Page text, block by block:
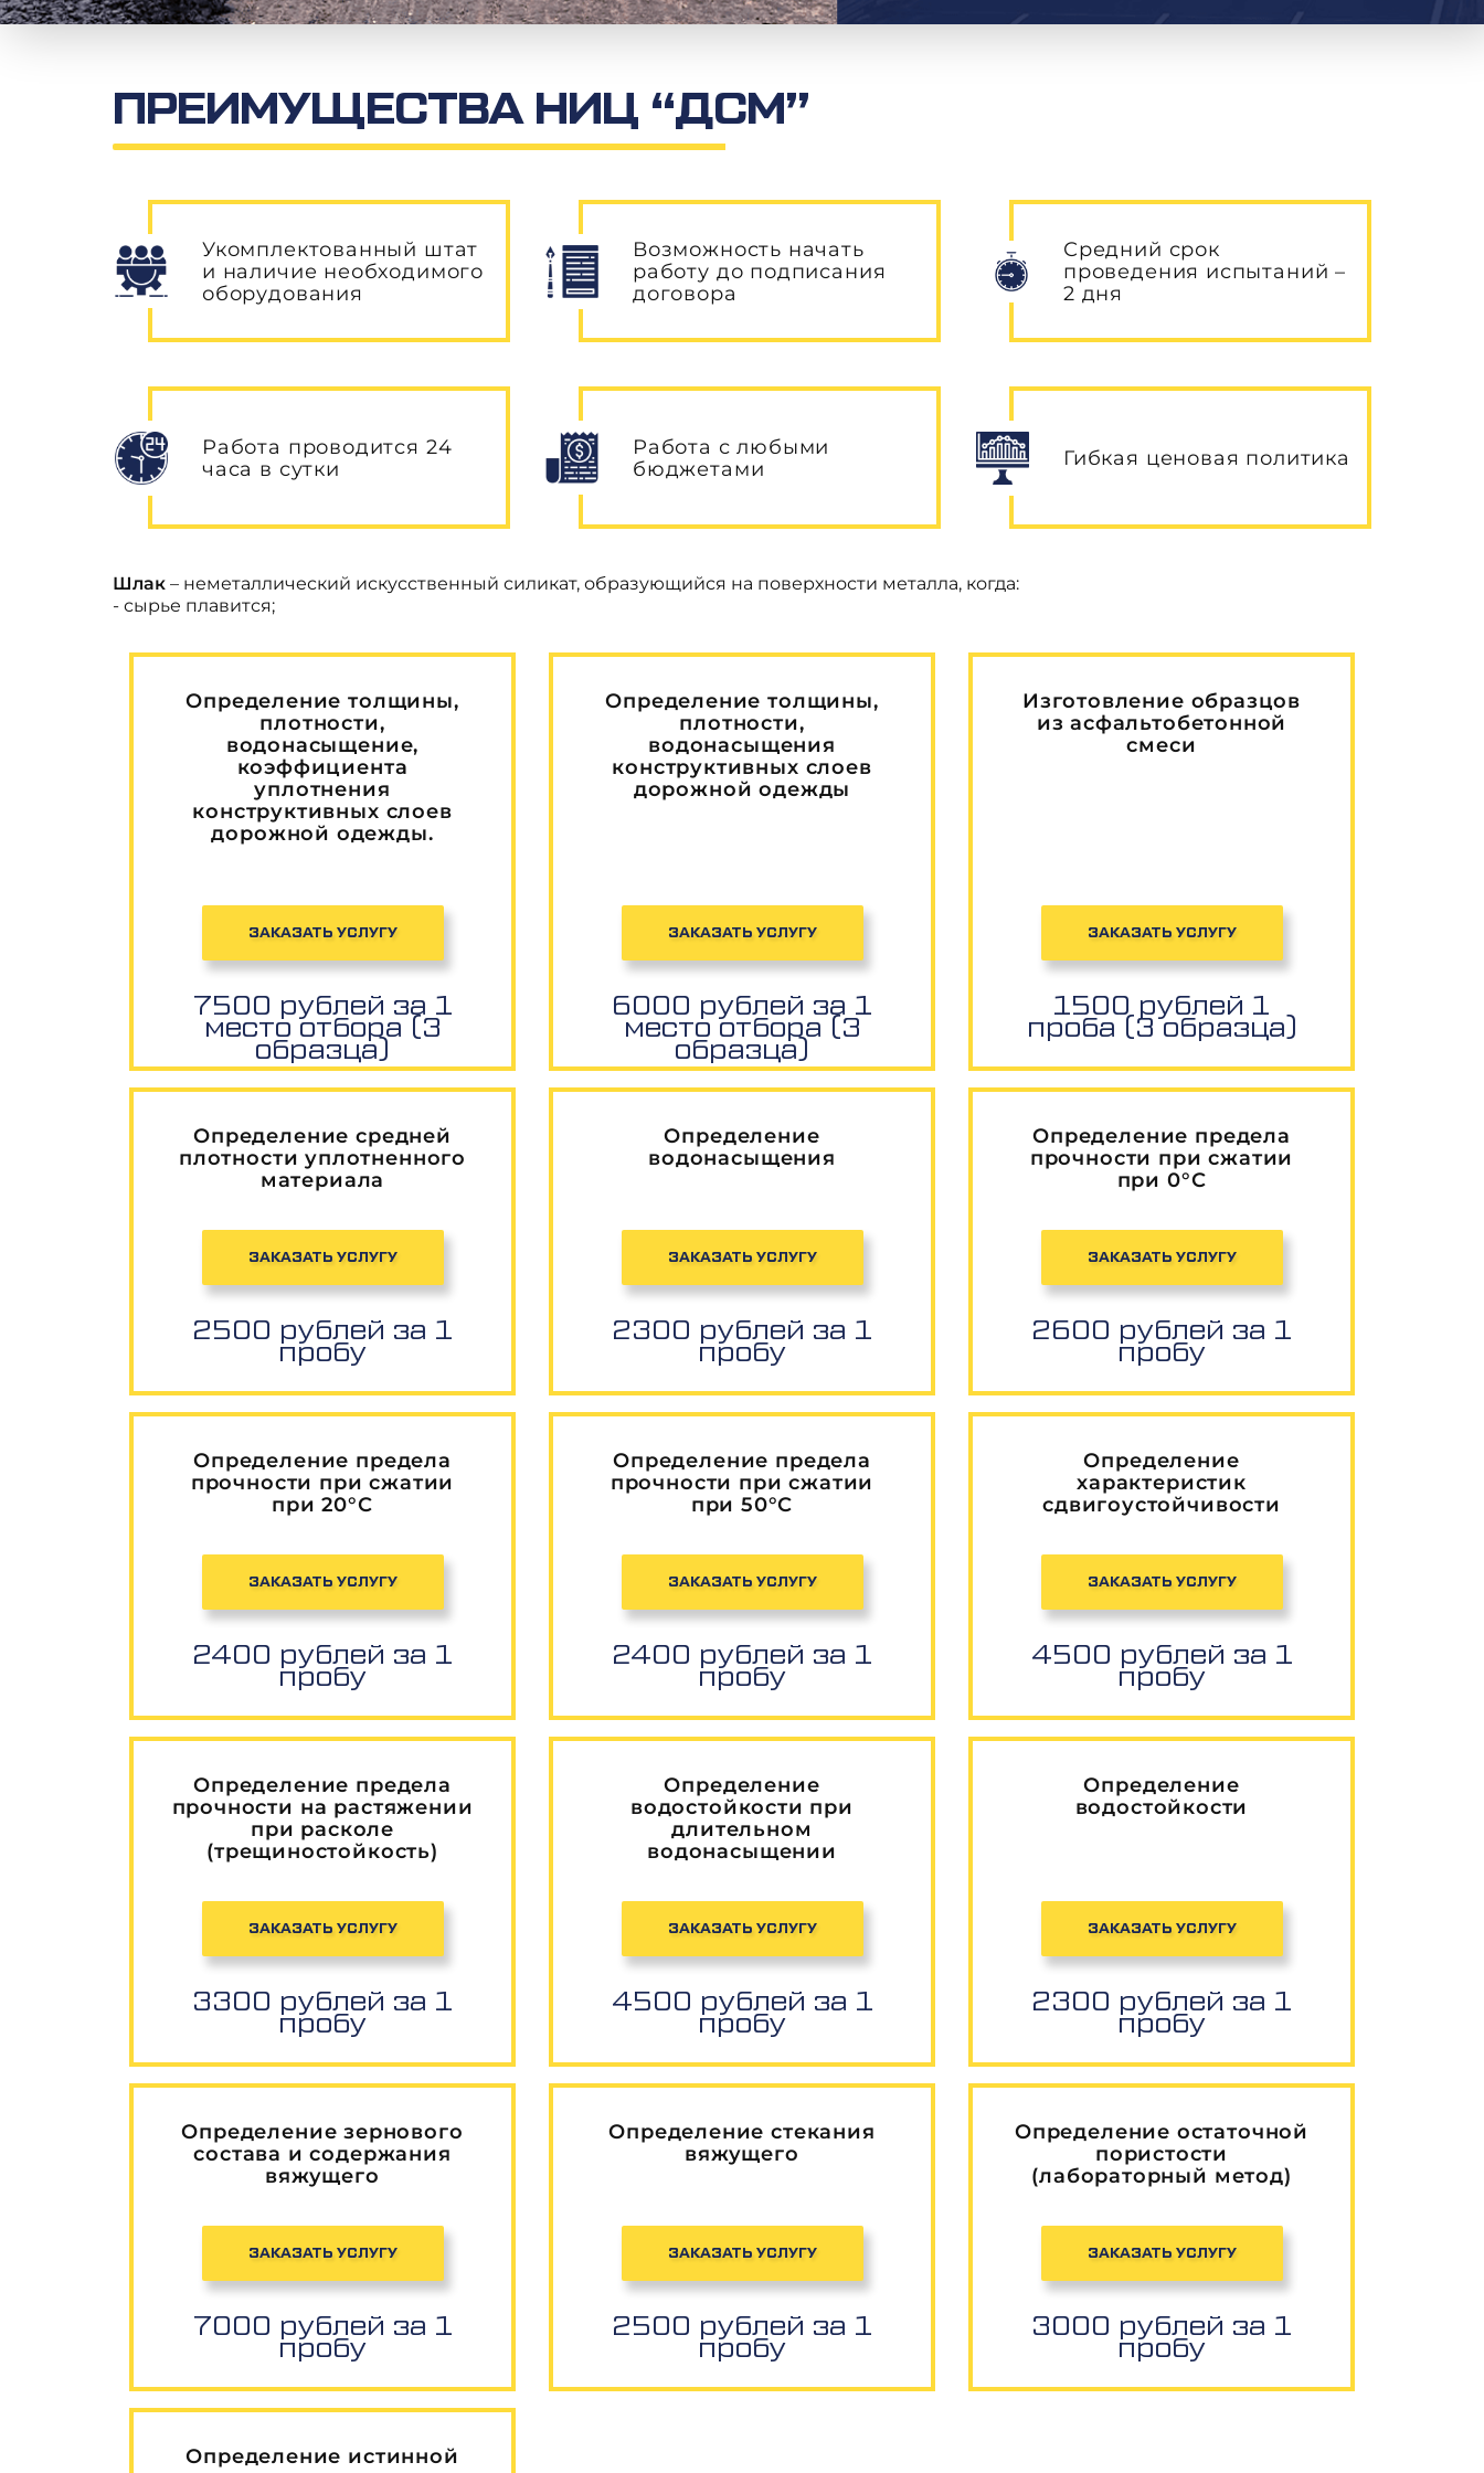
ПРЕИМУЩЕСТВА НИЦ “ДСМ”
Укомплектованный штат
и наличие необходимого
оборудования
Возможность начать
работу до подписания
договора
Средний срок
проведения испытаний –
2 дня
Работа проводится 24
часа в сутки
Работа с любыми
бюджетами
Гибкая ценовая политика
Шлак – неметаллический искусственный силикат, образующийся на поверхности металла, когда:
- сырье плавится;
Определение толщины,
плотности,
водонасыщение,
коэффициента
уплотнения
конструктивных слоев
дорожной одежды.
ЗАКАЗАТЬ УСЛУГУ
7500 рублей за 1
место отбора (3
образца)
Определение толщины,
плотности,
водонасыщения
конструктивных слоев
дорожной одежды
ЗАКАЗАТЬ УСЛУГУ
6000 рублей за 1
место отбора (3
образца)
Изготовление образцов
из асфальтобетонной
смеси
ЗАКАЗАТЬ УСЛУГУ
1500 рублей 1
проба (3 образца)
Определение средней
плотности уплотненного
материала
ЗАКАЗАТЬ УСЛУГУ
2500 рублей за 1
пробу
Определение
водонасыщения
ЗАКАЗАТЬ УСЛУГУ
2300 рублей за 1
пробу
Определение предела
прочности при сжатии
при 0°С
ЗАКАЗАТЬ УСЛУГУ
2600 рублей за 1
пробу
Определение предела
прочности при сжатии
при 20°С
ЗАКАЗАТЬ УСЛУГУ
2400 рублей за 1
пробу
Определение предела
прочности при сжатии
при 50°С
ЗАКАЗАТЬ УСЛУГУ
2400 рублей за 1
пробу
Определение
характеристик
сдвигоустойчивости
ЗАКАЗАТЬ УСЛУГУ
4500 рублей за 1
пробу
Определение предела
прочности на растяжении
при расколе
(трещиностойкость)
ЗАКАЗАТЬ УСЛУГУ
3300 рублей за 1
пробу
Определение
водостойкости при
длительном
водонасыщении
ЗАКАЗАТЬ УСЛУГУ
4500 рублей за 1
пробу
Определение
водостойкости
ЗАКАЗАТЬ УСЛУГУ
2300 рублей за 1
пробу
Определение зернового
состава и содержания
вяжущего
ЗАКАЗАТЬ УСЛУГУ
7000 рублей за 1
пробу
Определение стекания
вяжущего
ЗАКАЗАТЬ УСЛУГУ
2500 рублей за 1
пробу
Определение остаточной
пористости
(лабораторный метод)
ЗАКАЗАТЬ УСЛУГУ
3000 рублей за 1
пробу
Определение истинной